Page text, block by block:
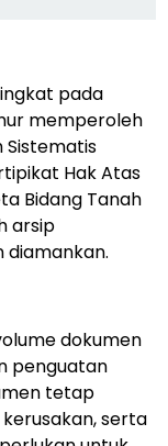
pada
memperoleh
Hak Atas
Bidang Tanah
arsip
diamankan.
dokumen
penguatan
tetap
serta